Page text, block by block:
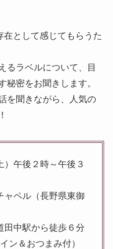
在として感じてもらうた
るラベルについて、目
秘密をお聞きします。
を聞きながら、人気の
午後２時～午後３
ペル（長野県東御
駅から徒歩６分
ン＆おつまみ付）